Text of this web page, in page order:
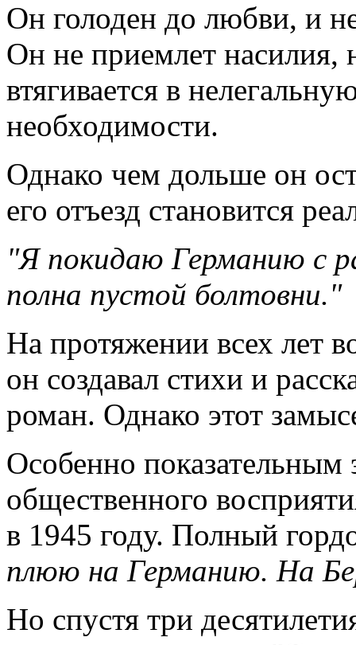
Он голоден до любви, и
Он не приемлет насилия,
втягивается в
необходимости.
Однако чем дольше он
его отъезд становится
"Я покидаю Германию с
полна пустой болтовни."
На протяжении всех лет
он создавал стихи и
роман. Однако этот
Особенно
общественного
в 1945 году. Полный
плюю на Германию. На
Но спустя три